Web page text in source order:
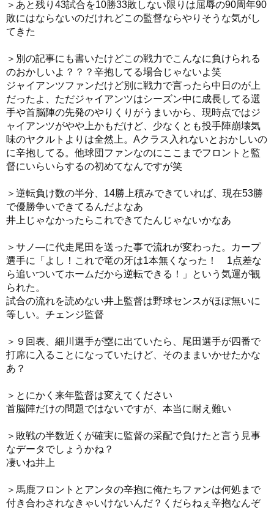
＞あと残り43試合を10勝33敗しない限りは屈辱の90周年90
敗にはならないのだけれどこの監督ならやりそうな気がし
てきた
＞別の記事にも書いたけどこの戦力でこんなに負けられる
のおかしいよ？？？辛抱してる場合じゃないよ笑
ジャイアンツファンだけど別に戦力で言ったら中日のが上
だったよ、ただジャイアンツはシーズン中に成長してる選
手や首脳陣の先発のやりくりがうまいから、現時点ではジ
ャイアンツがやや上かもだけど、少なくとも投手陣崩壊気
味のヤクルトよりは全然上。Aクラス入れないとおかしいの
に辛抱してる。他球団ファンなのにここまでフロントと監
督にいらいらするの初めてなんですが笑
＞逆転負け数の半分、14勝上積みできていれば、現在53勝
で優勝争いできてるんだよなあ
井上じゃなかったらこれできてたんじゃないかなあ
＞サノ―に代走尾田を送った事で流れが変わった。カープ
選手に「よし！これで竜の牙は1本無くなった！ 1点差な
ら追いついてホームだから逆転できる！」という気運が観
られた。
試合の流れを読めない井上監督は野球センスがほぼ無いに
等しい。チェンジ監督
＞９回表、細川選手が塁に出ていたら、尾田選手が四番で
打席に入ることになっていたけど、そのままいかせたかな
あ？
＞とにかく来年監督は変えてください
首脳陣だけの問題ではないですが、本当に耐え難い
＞敗戦の半数近くが確実に監督の采配で負けたと言う見事
なデータでしょうかね？
凄いね井上
＞馬鹿フロントとアンタの辛抱に俺たちファンは何処まで
付き合わされなきゃいけないんだ？くだらねぇ辛抱なんぞ